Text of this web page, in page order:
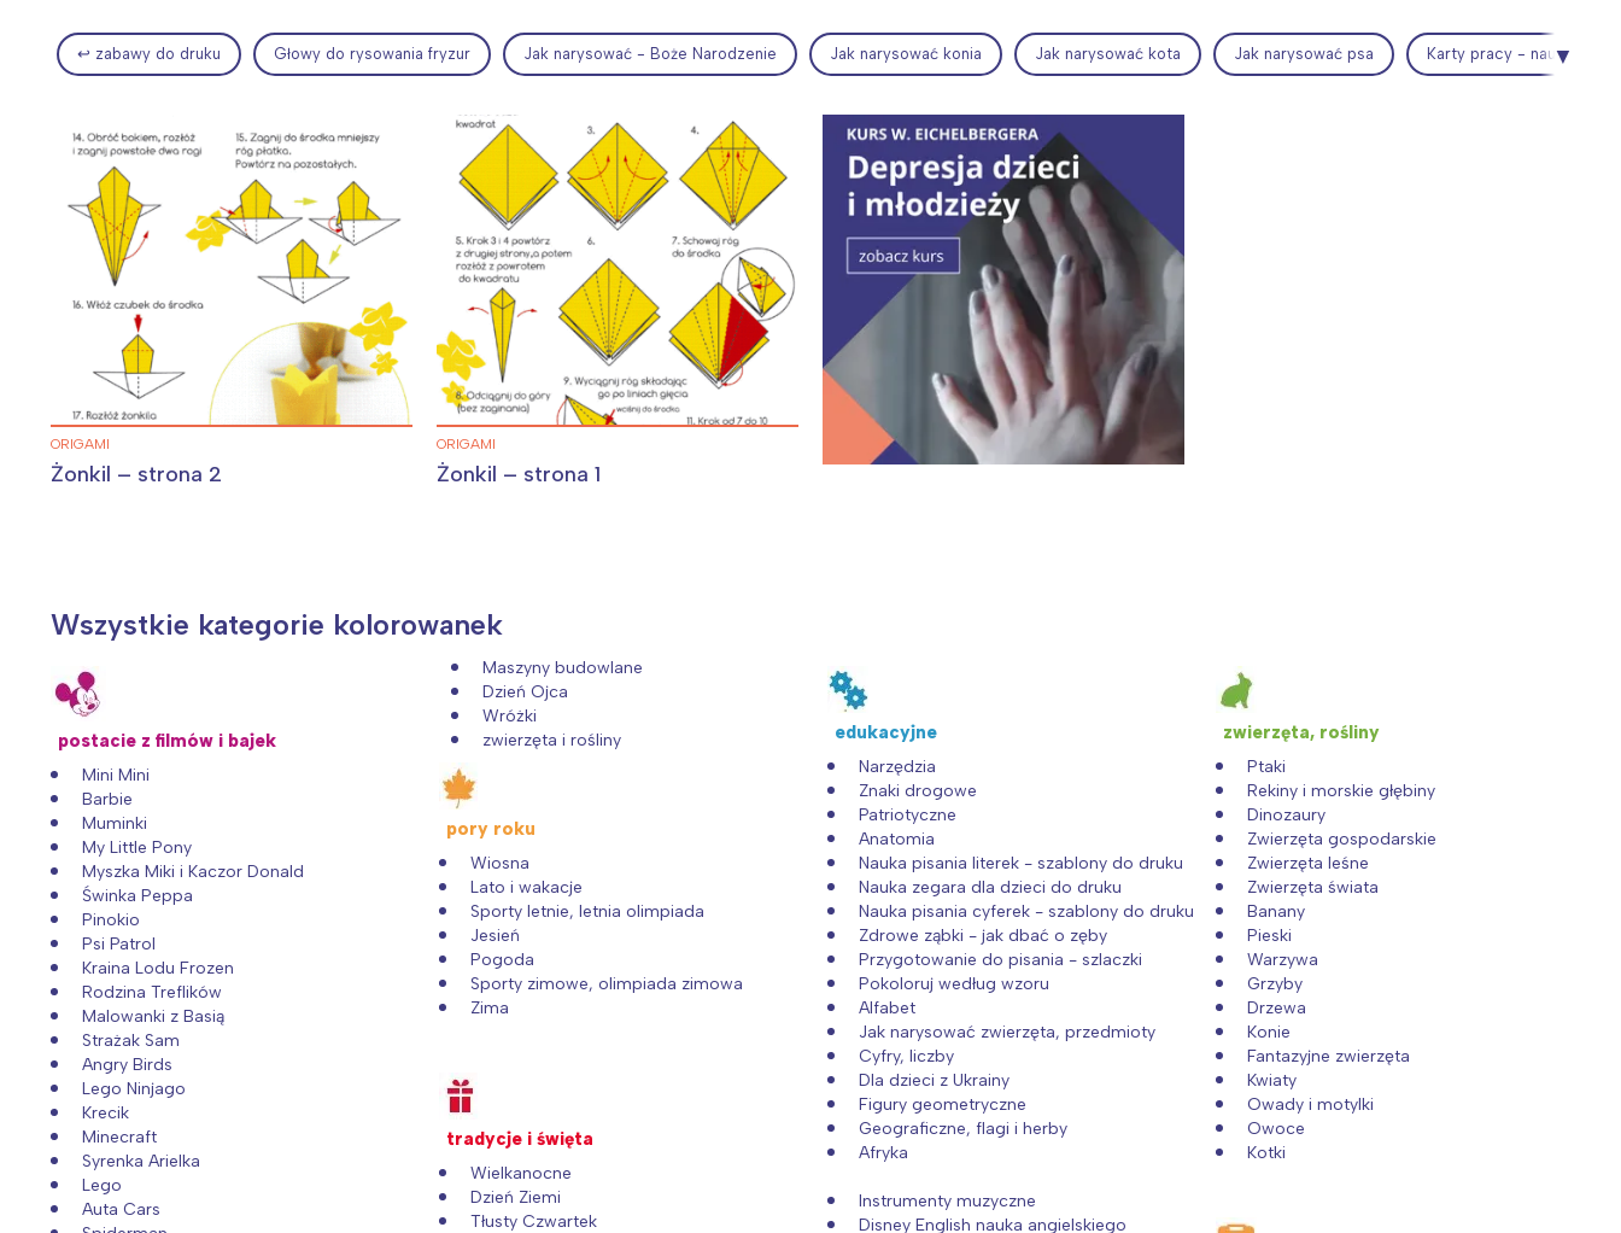
Wiosenny koncert ptaków na płocie Kwitnąca wiśnia i jej płatki Pszczoła i kwitnący ul
↩ zabawy do druku Głowy do rysowania fryzur Jak narysować - Boże Narodzenie Jak narysować konia Jak narysować kota Jak narysować psa Karty pracy - nauka
ORIGAMI
Żonkil – strona 2
ORIGAMI
Żonkil – strona 1
Wszystkie kategorie kolorowanek
postacie z filmów i bajek
Mini Mini
Barbie
Muminki
My Little Pony
Myszka Miki i Kaczor Donald
Świnka Peppa
Pinokio
Psi Patrol
Kraina Lodu Frozen
Rodzina Treflików
Malowanki z Basią
Strażak Sam
Angry Birds
Lego Ninjago
Krecik
Minecraft
Syrenka Arielka
Lego
Auta Cars
Maszyny budowlane
Dzień Ojca
Wróżki
zwierzęta i rośliny
pory roku
Wiosna
Lato i wakacje
Sporty letnie, letnia olimpiada
Jesień
Pogoda
Sporty zimowe, olimpiada zimowa
Zima
tradycje i święta
Wielkanocne
Dzień Ziemi
Tłusty Czwartek
edukacyjne
Narzędzia
Znaki drogowe
Patriotyczne
Anatomia
Nauka pisania literek - szablony do druku
Nauka zegara dla dzieci do druku
Nauka pisania cyferek - szablony do druku
Zdrowe ząbki - jak dbać o zęby
Przygotowanie do pisania - szlaczki
Pokoloruj według wzoru
Alfabet
Jak narysować zwierzęta, przedmioty
Cyfry, liczby
Dla dzieci z Ukrainy
Figury geometryczne
Geograficzne, flagi i herby
Afryka
Instrumenty muzyczne
Disney English nauka angielskiego
zwierzęta, rośliny
Ptaki
Rekiny i morskie głębiny
Dinozaury
Zwierzęta gospodarskie
Zwierzęta leśne
Zwierzęta świata
Banany
Pieski
Warzywa
Grzyby
Drzewa
Konie
Fantazyjne zwierzęta
Kwiaty
Owady i motylki
Owoce
Kotki
Interesują mnie wydarzenia z tego regionu:
Warszawa
Wrocław
Śląsk
Kraków
Południe
Północ
Wszystkie
Wybieram